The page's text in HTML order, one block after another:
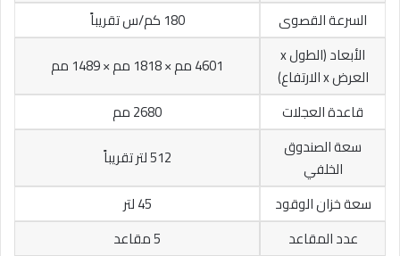
السرعة القصوى
180 كم/س تقريباً
الأبعاد (الطول x
العرض x الارتفاع)
4601 مم × 1818 مم × 1489 مم
قاعدة العجلات
2680 مم
سعة الصندوق
الخلفي
512 لتر تقريباً
سعة خزان الوقود
45 لتر
عدد المقاعد
5 مقاعد